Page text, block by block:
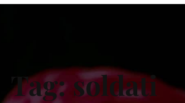
Tag:soldati